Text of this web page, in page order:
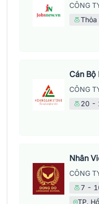
CÔNG
Thỏa
Cán Bộ
20 -
7 -
TP.